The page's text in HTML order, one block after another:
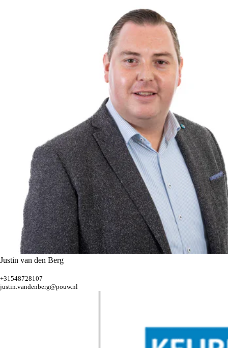
Justin van den Berg
+31548728107
justin.vandenberg@pouw.nl